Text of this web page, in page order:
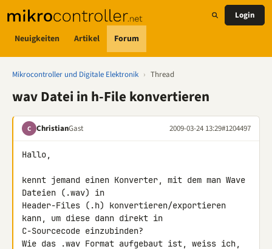
Neuigkeiten Artikel Forum
Login
Mikrocontroller und Digitale Elektronik › Thread
wav Datei in h-File konvertieren
C ChristianGast 2009-03-24 13:29#1204497
Hallo,
kennt jemand einen Konverter, mit dem man Wave
Dateien (.wav) in
Header-Files (.h) konvertieren/exportieren
kann, um diese dann direkt in
C-Sourcecode einzubinden?
Wie das .wav Format aufgebaut ist, weiss ich,